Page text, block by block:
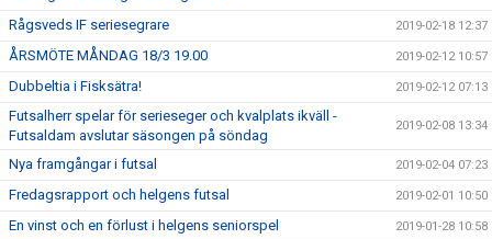
Rågsveds IF seriesegrare 2019-02-18 12:37
ÅRSMÖTE MÅNDAG 18/3 19.00 2019-02-12 10:57
Dubbeltia i Fisksätra! 2019-02-12 07:13
Futsalherr spelar för serieseger och kvalplats ikväll -
Futsaldam avslutar säsongen på söndag
2019-02-08 13:34
Nya framgångar i futsal 2019-02-04 07:23
Fredagsrapport och helgens futsal 2019-02-01 10:50
En vinst och en förlust i helgens seniorspel 2019-01-28 10:58